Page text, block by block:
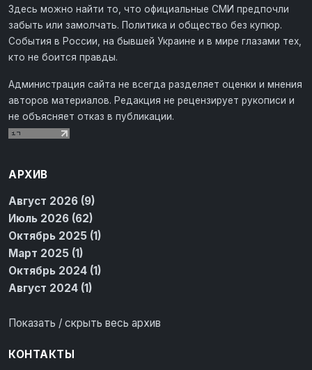
Здесь можно найти то, что официальные СМИ предпочли
забыть или замолчать. Политика и общество без купюр.
События в России, на бывшей Украине и в мире глазами тех,
кто не боится правды.
Администрация сайта не всегда разделяет оценки и мнения
авторов материалов. Редакция не рецензирует рукописи и
не объясняет отказ в публикации.
АРХИВ
Август 2026 (9)
Июль 2026 (62)
Октябрь 2025 (1)
Март 2025 (1)
Октябрь 2024 (1)
Август 2024 (1)
Показать / скрыть весь архив
КОНТАКТЫ